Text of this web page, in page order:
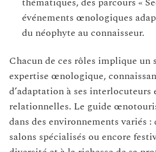
événements œnologiques
du néophyte au connaisseur.
Chacun de ces rôles implique un
expertise œnologique,
d’adaptation à ses interlocuteurs
relationnelles. Le guide
dans des environnements variés
salons spécialisés ou encore